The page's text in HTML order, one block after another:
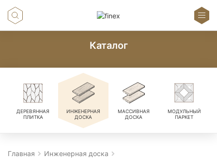
Каталог
ДЕРЕВЯННАЯ
ПЛИТКА
ИНЖЕНЕРНАЯ
ДОСКА
МАССИВНАЯ
ДОСКА
МОДУЛЬНЫЙ
ПАРКЕТ
Главная
Инженерная доска